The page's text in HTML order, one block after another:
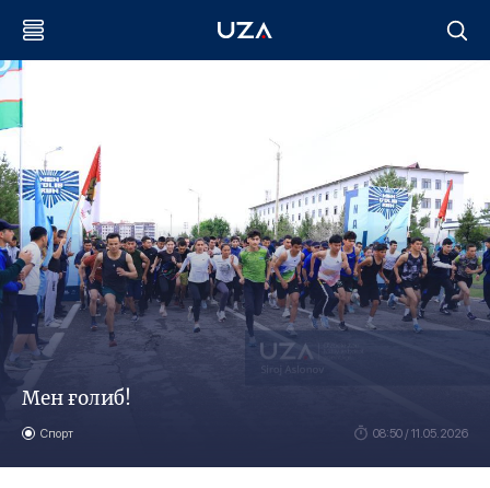
Мен ғолиб!
Спорт 08:50 / 11.05.2026